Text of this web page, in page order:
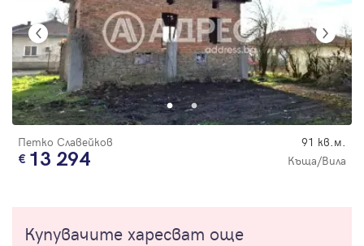
Петко Славейков 91 кв.м.
13 294 Къща/Вила
Купувачите харесват още